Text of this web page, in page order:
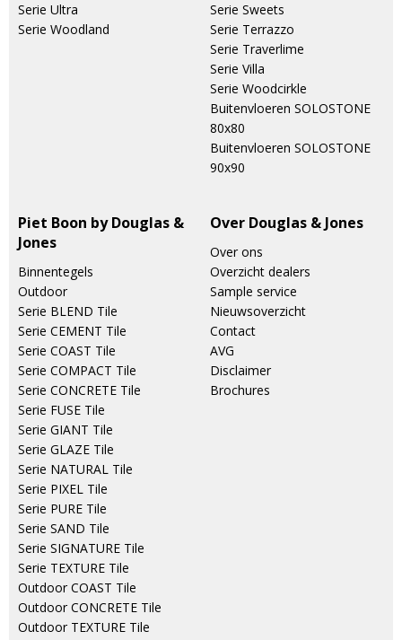
Serie Ultra
Serie Woodland
Serie Sweets
Serie Terrazzo
Serie Traverlime
Serie Villa
Serie Woodcirkle
Buitenvloeren SOLOSTONE
80x80
Buitenvloeren SOLOSTONE
90x90
Piet Boon by Douglas &
Jones
Binnentegels
Outdoor
Serie BLEND Tile
Serie CEMENT Tile
Serie COAST Tile
Serie COMPACT Tile
Serie CONCRETE Tile
Serie FUSE Tile
Serie GIANT Tile
Serie GLAZE Tile
Serie NATURAL Tile
Serie PIXEL Tile
Serie PURE Tile
Serie SAND Tile
Serie SIGNATURE Tile
Serie TEXTURE Tile
Outdoor COAST Tile
Outdoor CONCRETE Tile
Outdoor TEXTURE Tile
Over Douglas & Jones
Over ons
Overzicht dealers
Sample service
Nieuwsoverzicht
Contact
AVG
Disclaimer
Brochures